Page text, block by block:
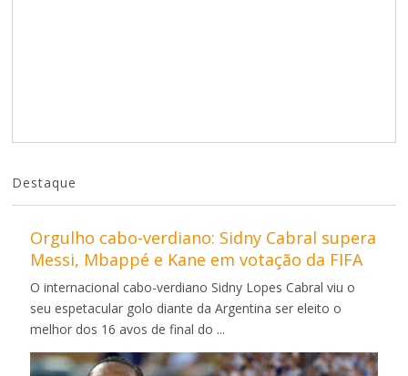
Destaque
Orgulho cabo-verdiano: Sidny Cabral supera
Messi, Mbappé e Kane em votação da FIFA
O internacional cabo-verdiano Sidny Lopes Cabral viu o
seu espetacular golo diante da Argentina ser eleito o
melhor dos 16 avos de final do ...